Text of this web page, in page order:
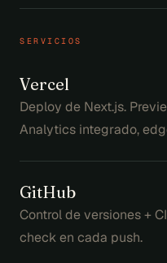
SERVICIOS
Vercel
Deploy de Next.js.
Analytics integrado,
GitHub
Control de versiones +
check en cada push.